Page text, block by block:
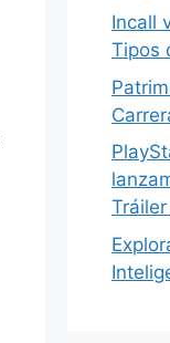
Incall
Tipos